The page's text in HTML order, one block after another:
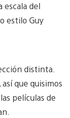
escala del
estilo Guy
distinta.
así que quisimos
películas de